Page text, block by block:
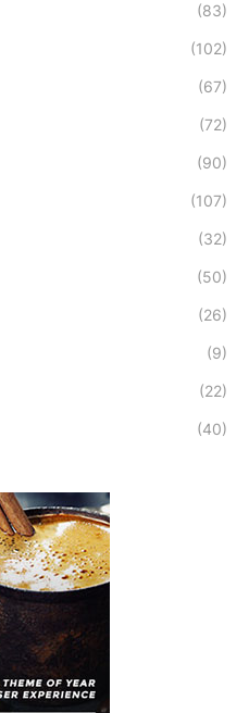
(83)
(102)
(67)
(72)
(90)
(107)
(32)
(50)
(26)
(9)
(22)
(40)